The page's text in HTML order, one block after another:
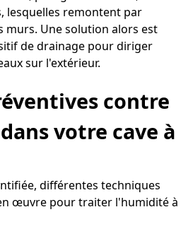
lesquelles remontent par
murs. Une solution alors est
de drainage pour diriger
sur l'extérieur.
contre
votre cave à
différentes techniques
œuvre pour traiter l'humidité à